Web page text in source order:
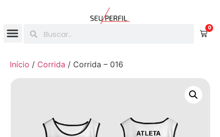
0
Início / Corrida / Corrida – 016